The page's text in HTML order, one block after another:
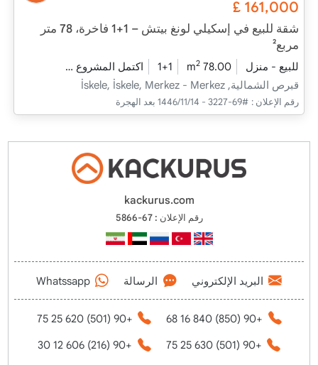
161,000
£
شقة للبيع في إسكيلي لونغ بيتش – 1+1 فاخرة، 78 متر
مربع²
للبيع - منزل 78.00 m
2
1+1 اكتمل المشروع
قبرص الشمالية, İskele, İskele, Merkez - Merkez
رقم الإعلان : #69-3227 - 14‏‏/11‏‏/1446 بعد الهجرة
kackurus.com
رقم الإعلان : 67-5866
البريد الإلكتروني الرسالة Whatssapp
+90 (850) 840 16 68
+90 (501) 620 25 75
+90 (501) 630 25 75
+90 (216) 606 12 30